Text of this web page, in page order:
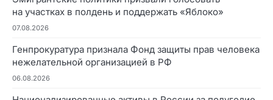
на участках в полдень и поддержать «Яблоко»
07.08.2026
Генпрокуратура признала Фонд защиты прав человека
нежелательной организацией в РФ
06.08.2026